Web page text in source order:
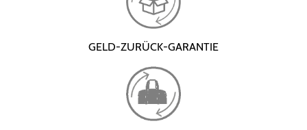
GELD-ZURÜCK-GARANTIE